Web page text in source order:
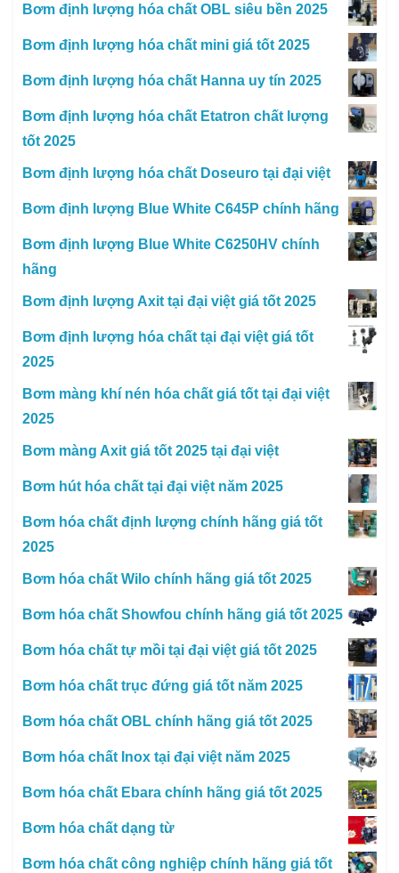
Bơm định lượng hóa chất OBL siêu bền 2025
Bơm định lượng hóa chất mini giá tốt 2025
Bơm định lượng hóa chất Hanna uy tín 2025
Bơm định lượng hóa chất Etatron chất lượng
tốt 2025
Bơm định lượng hóa chất Doseuro tại đại việt
Bơm định lượng Blue White C645P chính hãng
Bơm định lượng Blue White C6250HV chính
hãng
Bơm định lượng Axit tại đại việt giá tốt 2025
Bơm định lượng hóa chất tại đại việt giá tốt
2025
Bơm màng khí nén hóa chất giá tốt tại đại việt
2025
Bơm màng Axit giá tốt 2025 tại đại việt
Bơm hút hóa chất tại đại việt năm 2025
Bơm hóa chất định lượng chính hãng giá tốt
2025
Bơm hóa chất Wilo chính hãng giá tốt 2025
Bơm hóa chất Showfou chính hãng giá tốt 2025
Bơm hóa chất tự mồi tại đại việt giá tốt 2025
Bơm hóa chất trục đứng giá tốt năm 2025
Bơm hóa chất OBL chính hãng giá tốt 2025
Bơm hóa chất Inox tại đại việt năm 2025
Bơm hóa chất Ebara chính hãng giá tốt 2025
Bơm hóa chất dạng từ
Bơm hóa chất công nghiệp chính hãng giá tốt